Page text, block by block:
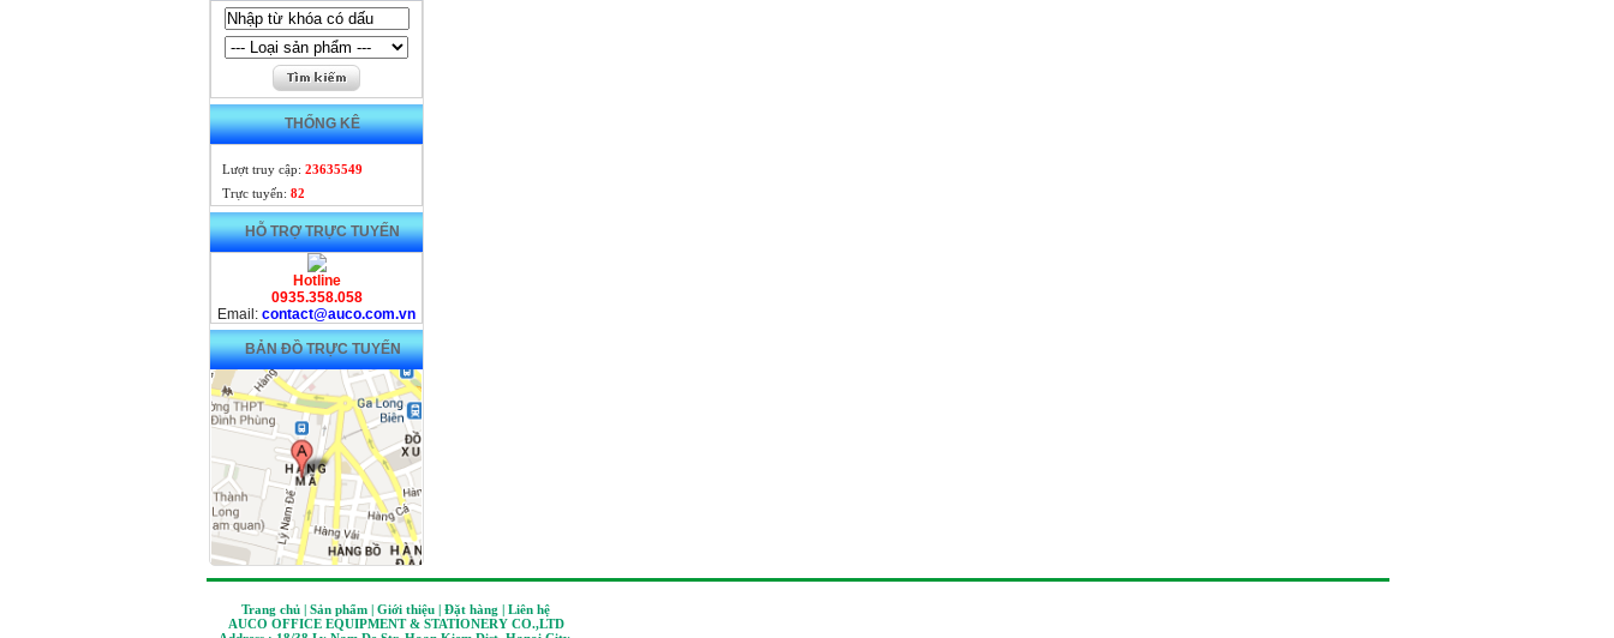
THỐNG KÊ
Lượt truy cập: 23635549
Trực tuyến: 82
HỖ TRỢ TRỰC TUYẾN
Hotline
0935.358.058
Email: contact@auco.com.vn
BẢN ĐỒ TRỰC TUYẾN
Trang chủ | Sản phẩm | Giới thiệu | Đặt hàng | Liên hệ
AUCO OFFICE EQUIPMENT & STATIONERY CO.,LTD